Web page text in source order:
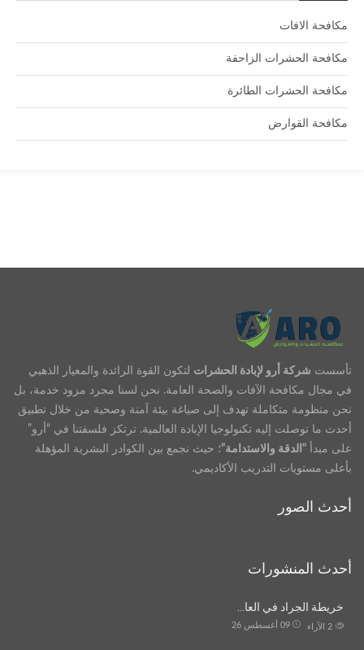
مكافحة الافات
مكافحة الحشرات الزاحفة
مكافحة الحشرات الطائرة
مكافحة القوارض
تأسست شركة أرو لإبادة الحشرات لتكون القوة الرائدة والمعيار الذهبي
في مجال مكافحة الآفات والصحة العامة. نحن لسنا مجرد مزود خدمة، بل
نحن منظومة متكاملة تهدف إلى صياغة بيئة آمنة وصحية من خلال تطبيق
أحدث ما توصلت إليه تكنولوجيا الإبادة العالمية. ترتكز فلسفتنا في “أرو”
على مبدأ “الدقة والاستدامة”؛ حيث نجمع بين الكوادر البشرية المؤهلة
بأعلى مستويات التدريب الأكاديمي.
أحدث الصور
أحدث المنشورات
خريطة الجراد في العا…
09 أغسطس 26 الآراء